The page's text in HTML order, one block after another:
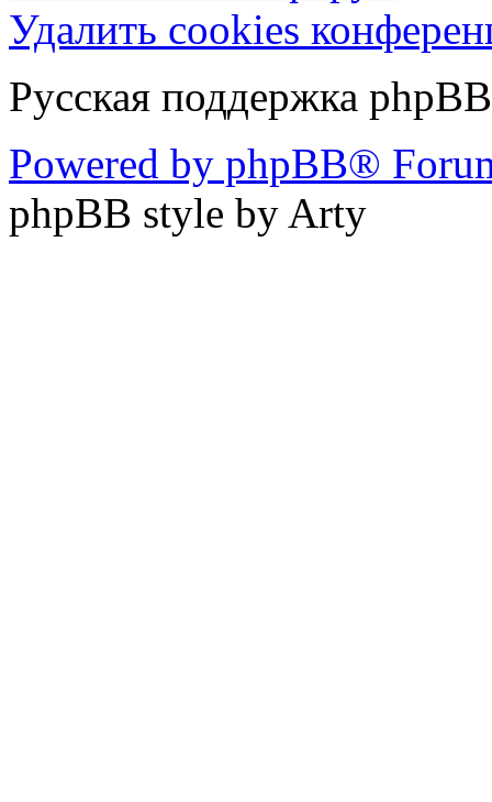
Удалить cookies
Русская поддержка phpBB
Powered by phpBB®
phpBB style by Arty